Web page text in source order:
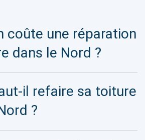
coûte une réparation
dans le Nord ?
il refaire sa toiture
?